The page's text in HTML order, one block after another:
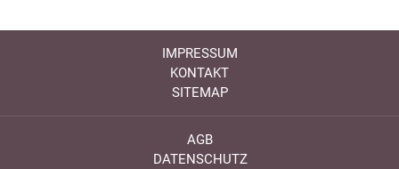
IMPRESSUM
KONTAKT
SITEMAP
AGB
DATENSCHUTZ